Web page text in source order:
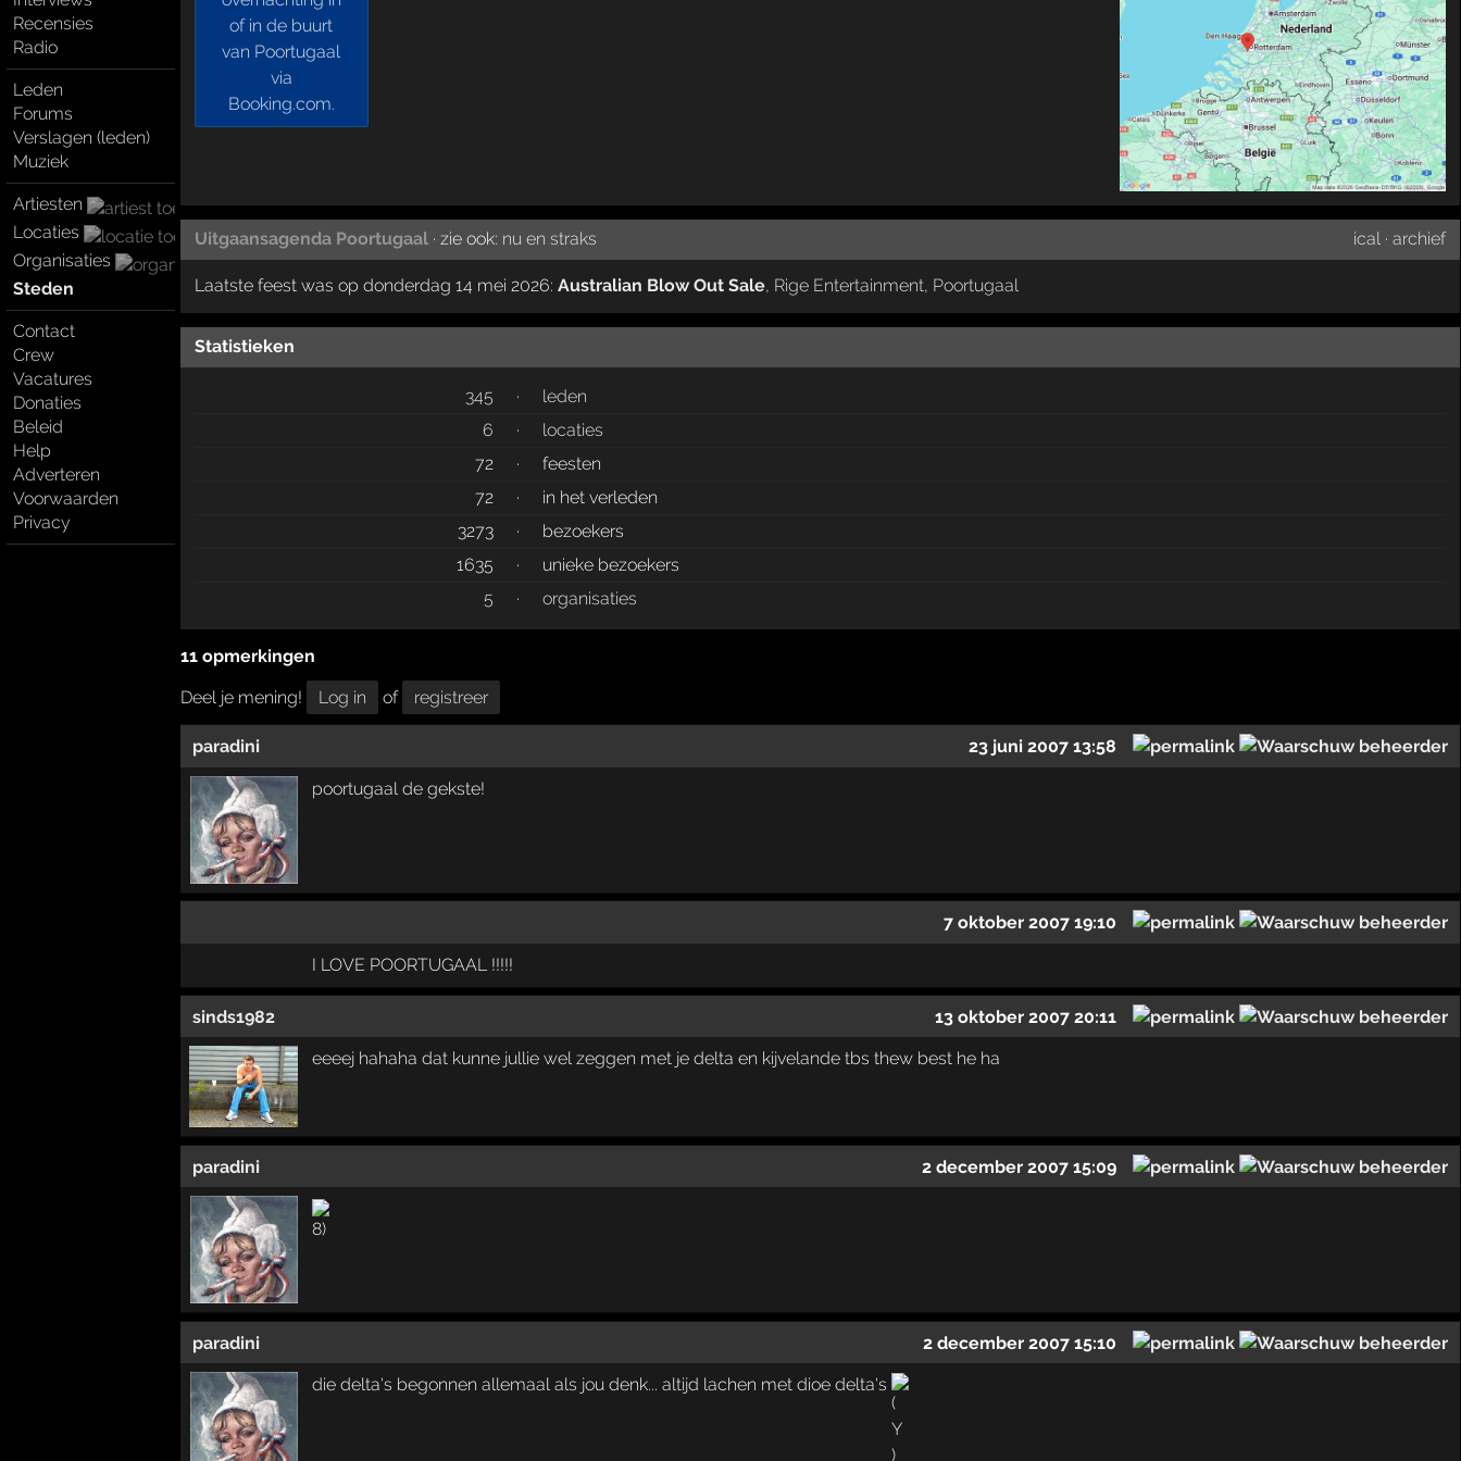
Recensies
Radio
Leden
Forums
Verslagen (leden)
Muziek
Artiesten
Locaties
Organisaties
Steden
Contact
Crew
Vacatures
Donaties
Beleid
Help
Adverteren
Voorwaarden
Privacy
Uitgaansagenda Poortugaal· zie ook: nu en straks ical ·archief
Laatste feest was op donderdag 14 mei 2026: Australian Blow Out Sale, Rige Entertainment, Poortugaal
Statistieken
345 ·
leden
6
·
locaties
72
·
feesten
72
·
in het verleden
3273
·
bezoekers
1635
·
unieke bezoekers
5
· organisaties
11 opmerkingen
Deel je mening!
Log in of registreer
paradini 23 juni 2007 13:58
poortugaal de gekste!
7 oktober 2007 19:10
I LOVE POORTUGAAL !!!!!
sinds1982 13 oktober 2007 20:11
eeeej hahaha dat kunne jullie wel zeggen met je delta en kijvelande tbs thew best he ha
paradini 2 december 2007 15:09
paradini 2 december 2007 15:10
die delta's begonnen allemaal als jou denk... altijd lachen met dioe delta's